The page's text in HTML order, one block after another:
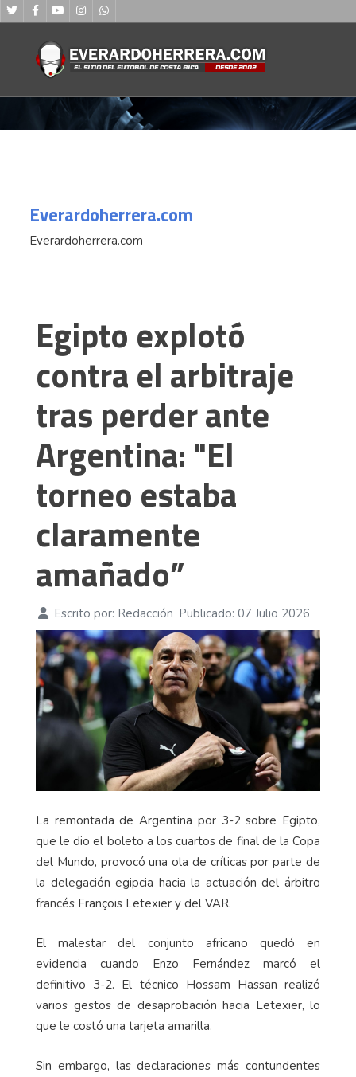
Everardoherrera.com
Everardoherrera.com
Egipto explotó
contra el arbitraje
tras perder ante
Argentina: "El
torneo estaba
claramente
amañado”
Escrito por: Redacción Publicado: 07 Julio 2026
La remontada de Argentina por 3-2 sobre Egipto,
que le dio el boleto a los cuartos de final de la Copa
del Mundo, provocó una ola de críticas por parte de
la delegación egipcia hacia la actuación del árbitro
francés François Letexier y del VAR.
El malestar del conjunto africano quedó en
evidencia cuando Enzo Fernández marcó el
definitivo 3-2. El técnico Hossam Hassan realizó
varios gestos de desaprobación hacia Letexier, lo
que le costó una tarjeta amarilla.
Sin embargo, las declaraciones más contundentes